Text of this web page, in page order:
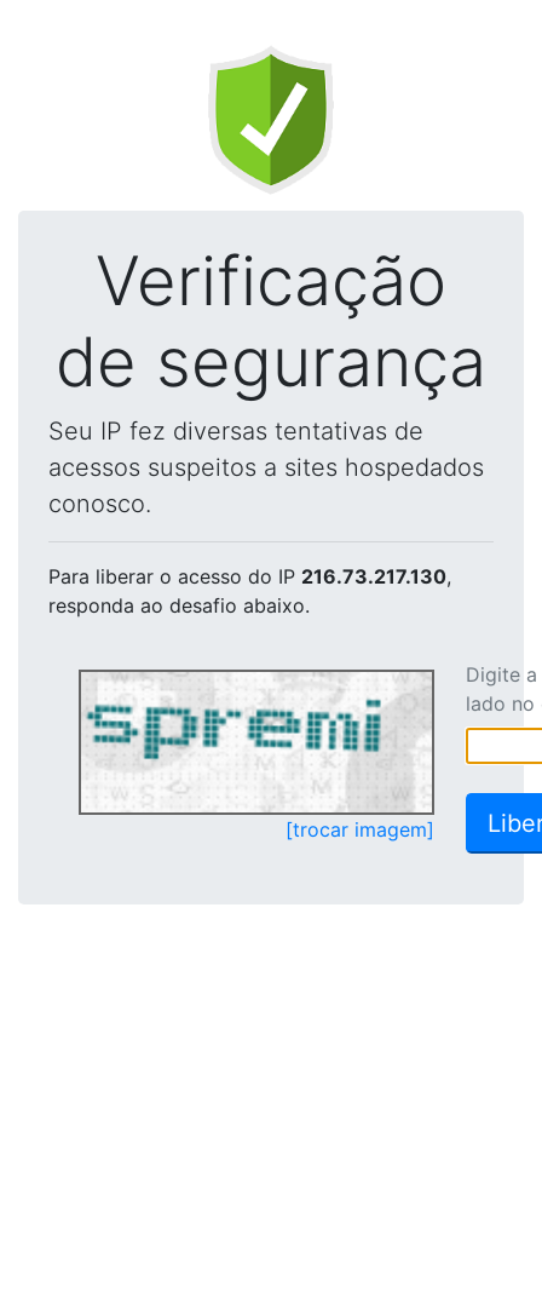
Verificação
de segurança
Seu IP fez diversas tentativas de
acessos suspeitos a sites hospedados
conosco.
Para liberar o acesso do IP 216.73.217.130,
responda ao desafio abaixo.
[trocar imagem]
Digite
lado no